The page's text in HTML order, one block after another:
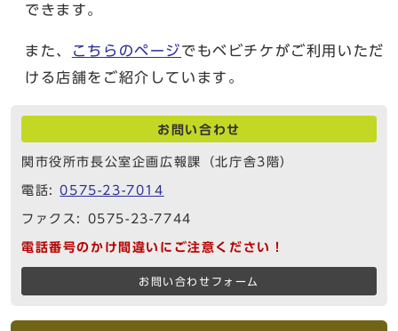
できます。
また、 こちらのページでもベビチケがご利用いただ
ける店舗をご紹介しています。
お問い合わせ
関市役所市長公室企画広報課（北庁舎3階）
電話:0575-23-7014
ファクス: 0575-23-7744
電話番号のかけ間違いにご注意ください！
お問い合わせフォーム